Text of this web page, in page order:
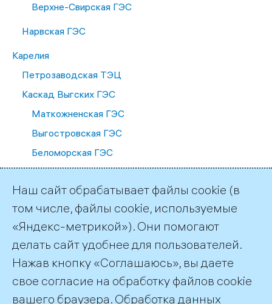
Верхне-Свирская ГЭС
Нарвская ГЭС
Карелия
Петрозаводская ТЭЦ
Каскад Выгских ГЭС
Маткожненская ГЭС
Выгостровская ГЭС
Беломорская ГЭС
Палакоргская ГЭС
Каскад Кемских ГЭС
Путкинская ГЭС
Подужемская ГЭС
Юшкозерская ГЭС
Кривопорожская ГЭС
Каскад Сунских ГЭС
Наш сайт обрабатывает файлы cookie (в
том числе, файлы cookie, используемые
«Яндекс-метрикой»). Они помогают
делать сайт удобнее для пользователей.
Нажав кнопку «Соглашаюсь», вы даете
свое согласие на обработку файлов cookie
вашего браузера. Обработка данных